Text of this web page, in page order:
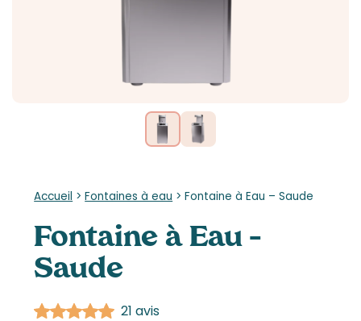
Accueil >Fontaines à eau >Fontaine à Eau – Saude
Fontaine à Eau –
Saude
21 avis